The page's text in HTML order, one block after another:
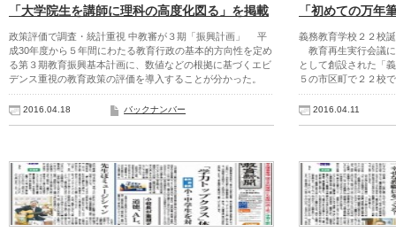
「大学院生を講師に理科の高度化図る」を掲載
政策評価で調査・統計重視 中教審が３期「振興計画」 平
成30年度から５年間にわたる教育行政の基本的方向性を定め
る第３期教育振興基本計画に、数値などの根拠に基づくエビ
デンス重視の教育政策の評価を導入することが分かった。
2016.04.18 バックナンバー
「初めての万年
義務教育学校２２校
教育再生実行会議
として創設された「
５の市区町で２２校
2016.04.11